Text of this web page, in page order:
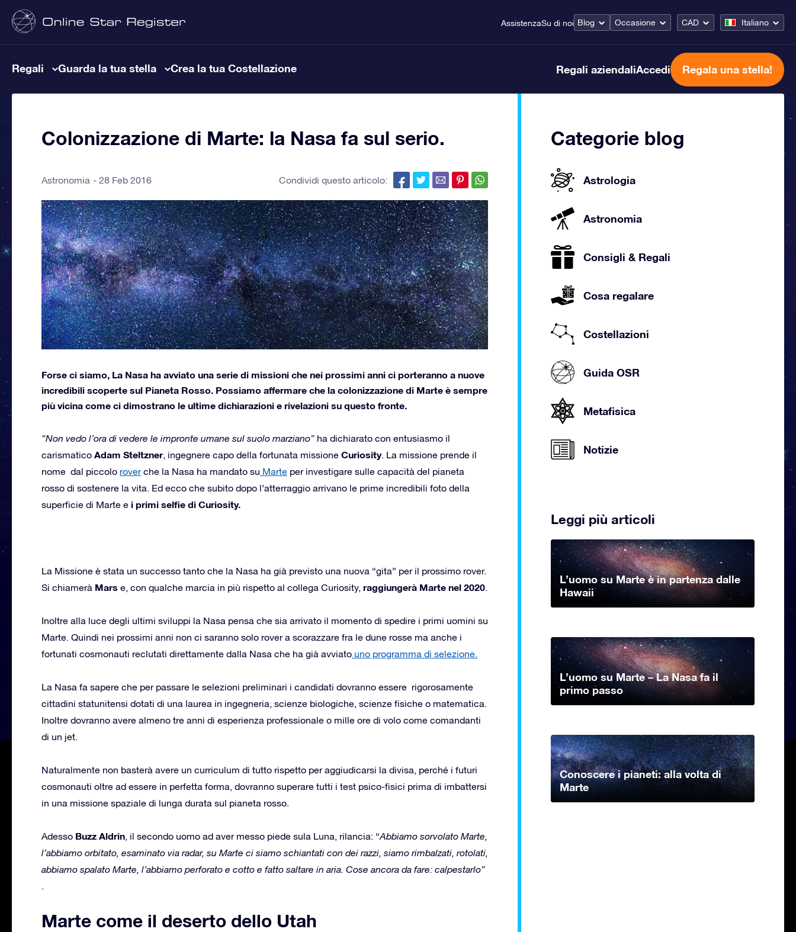
AssistenzaSu di noi Blog Occasione CAD Italiano
Regali Guarda la tua stella Crea la tua Costellazione Regali aziendaliAccedi Regala una stella!
Colonizzazione di Marte: la Nasa fa sul serio.
Astronomia 28 Feb 2016 Condividi questo articolo:
Forse ci siamo, La Nasa ha avviato una serie di missioni che nei prossimi anni ci porteranno a nuove
incredibili scoperte sul Pianeta Rosso. Possiamo affermare che la colonizzazione di Marte è sempre
più vicina come ci dimostrano le ultime dichiarazioni e rivelazioni su questo fronte.
“Non vedo l’ora di vedere le impronte umane sul suolo marziano” ha dichiarato con entusiasmo il
carismatico Adam Steltzner, ingegnere capo della fortunata missione Curiosity. La missione prende il
nome dal piccolo roverche la Nasa ha mandato su Marte per investigare sulle capacità del pianeta
rosso di sostenere la vita. Ed ecco che subito dopo l’atterraggio arrivano le prime incredibili foto della
superficie di Marte e i primi selfie di Curiosity.
La Missione è stata un successo tanto che la Nasa ha già previsto una nuova “gita” per il prossimo rover.
Si chiamerà Mars e, con qualche marcia in più rispetto al collega Curiosity, raggiungerà Marte nel 2020.
Inoltre alla luce degli ultimi sviluppi la Nasa pensa che sia arrivato il momento di spedire i primi uomini su
Marte. Quindi nei prossimi anni non ci saranno solo rover a scorazzare fra le dune rosse ma anche i
fortunati cosmonauti reclutati direttamente dalla Nasa che ha già avviato uno programma di selezione.
La Nasa fa sapere che per passare le selezioni preliminari i candidati dovranno essere rigorosamente
cittadini statunitensi dotati di una laurea in ingegneria, scienze biologiche, scienze fisiche o matematica.
Inoltre dovranno avere almeno tre anni di esperienza professionale o mille ore di volo come comandanti
di un jet.
Naturalmente non basterà avere un curriculum di tutto rispetto per aggiudicarsi la divisa, perché i futuri
cosmonauti oltre ad essere in perfetta forma, dovranno superare tutti i test psico-fisici prima di imbattersi
in una missione spaziale di lunga durata sul pianeta rosso.
Adesso Buzz Aldrin, il secondo uomo ad aver messo piede sula Luna, rilancia: “Abbiamo sorvolato Marte,
l’abbiamo orbitato, esaminato via radar, su Marte ci siamo schiantati con dei razzi, siamo rimbalzati, rotolati,
abbiamo spalato Marte, l’abbiamo perforato e cotto e fatto saltare in aria. Cose ancora da fare: calpestarlo”
.
Marte come il deserto dello Utah
Categorie blog
Astrologia
Astronomia
Consigli & Regali
Cosa regalare
Costellazioni
Guida OSR
Metafisica
Notizie
Leggi più articoli
L’uomo su Marte è in partenza dalle
Hawaii
L’uomo su Marte – La Nasa fa il
primo passo
Conoscere i pianeti: alla volta di
Marte